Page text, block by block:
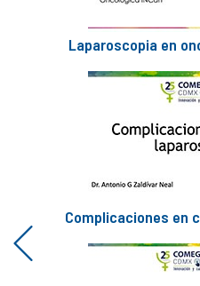
Laparoscopia en
Complicaciones en